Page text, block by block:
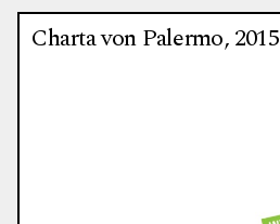
Charta von Palermo, 2015